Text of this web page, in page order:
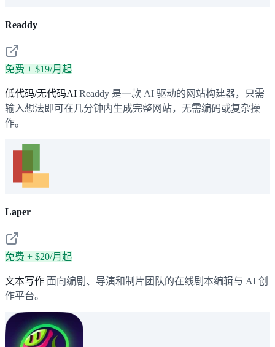
Readdy
免费 + $19/月起
低代码/无代码AI Readdy 是一款 AI 驱动的网站构建器，只需
输入想法即可在几分钟内生成完整网站，无需编码或复杂操
作。
Laper
免费 + $20/月起
文本写作 面向编剧、导演和制片团队的在线剧本编辑与 AI 创
作平台。